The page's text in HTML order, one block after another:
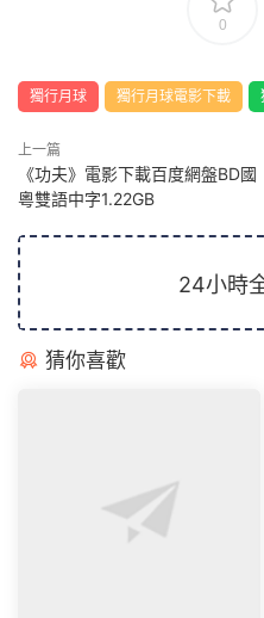
0
獨行月球 獨行月球電影下載
上一篇
《功夫》電影下載百度網盤BD國
粵雙語中字1.22GB
24小時
猜你喜歡